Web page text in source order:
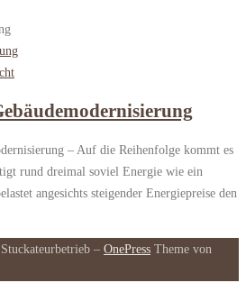
– Auf die Reihenfolge kommt es
rund dreimal soviel Energie wie ein
angesichts steigender Energiepreise den
– OnePress Theme von